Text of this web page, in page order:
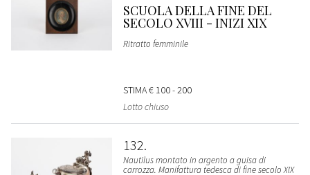
SCUOLA DELLA FINE DEL
SECOLO XVIII - INIZI XIX
Ritratto femminile
STIMA€ 100 - 200
Lotto chiuso
132
Nautilus montato in argento a guisa di
carrozza. Manifattura tedesca di fine secolo XIX